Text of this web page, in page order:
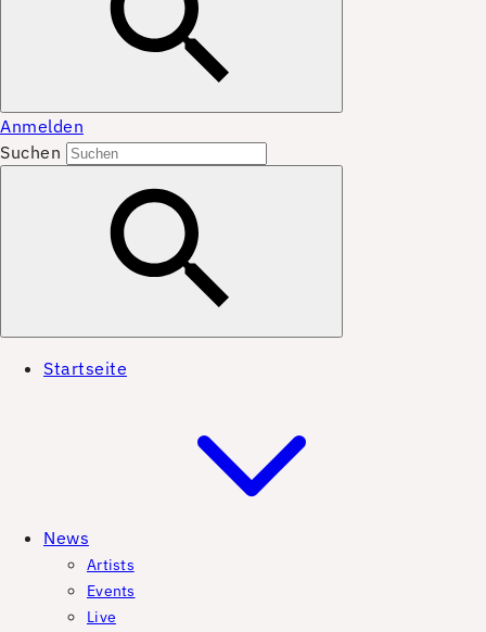
Anmelden
Suchen
Startseite
News
Artists
Events
Live